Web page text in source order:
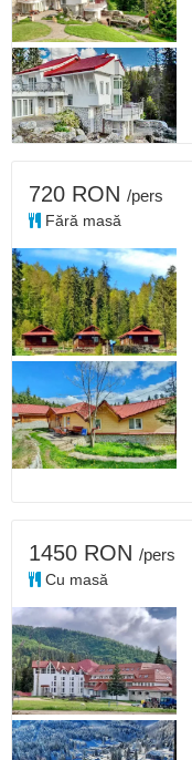
720 RON /pers
Fără masă
1450 RON /pers
Cu masă